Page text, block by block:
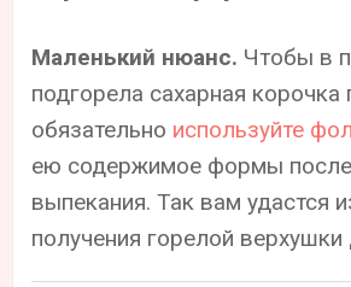
Маленький нюанс. Чтобы в
подгорела сахарная корочка
обязательно используйте
ею содержимое формы
выпекания. Так вам удастся
получения горелой верхушки